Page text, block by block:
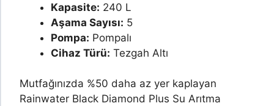
Kapasite: 240 L
Aşama Sayısı: 5
Pompa: Pompalı
Cihaz Türü: Tezgah Altı
Mutfağınızda %50 daha az yer kaplayan
Rainwater Black Diamond Plus Su Arıtma